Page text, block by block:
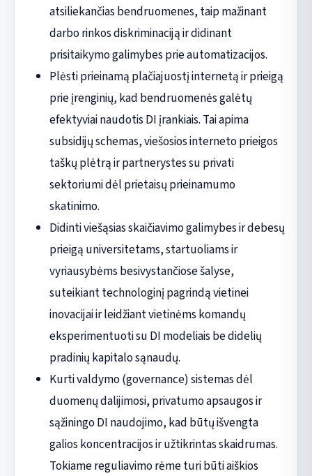
atsiliekančias bendruomenes, taip mažinant
darbo rinkos diskriminaciją ir didinant
prisitaikymo galimybes prie automatizacijos.
Plėsti prieinamą plačiajuostį internetą ir prieigą
prie įrenginių, kad bendruomenės galėtų
efektyviai naudotis DI įrankiais. Tai apima
subsidijų schemas, viešosios interneto prieigos
taškų plėtrą ir partnerystes su privati
sektoriumi dėl prietaisų prieinamumo
skatinimo.
Didinti viešąsias skaičiavimo galimybes ir debesų
prieigą universitetams, startuoliams ir
vyriausybėms besivystančiose šalyse,
suteikiant technologinį pagrindą vietinei
inovacijai ir leidžiant vietinėms komandų
eksperimentuoti su DI modeliais be didelių
pradinių kapitalo sąnaudų.
Kurti valdymo (governance) sistemas dėl
duomenų dalijimosi, privatumo apsaugos ir
sąžiningo DI naudojimo, kad būtų išvengta
galios koncentracijos ir užtikrintas skaidrumas.
Tokiame reguliavimo rėme turi būti aiškios